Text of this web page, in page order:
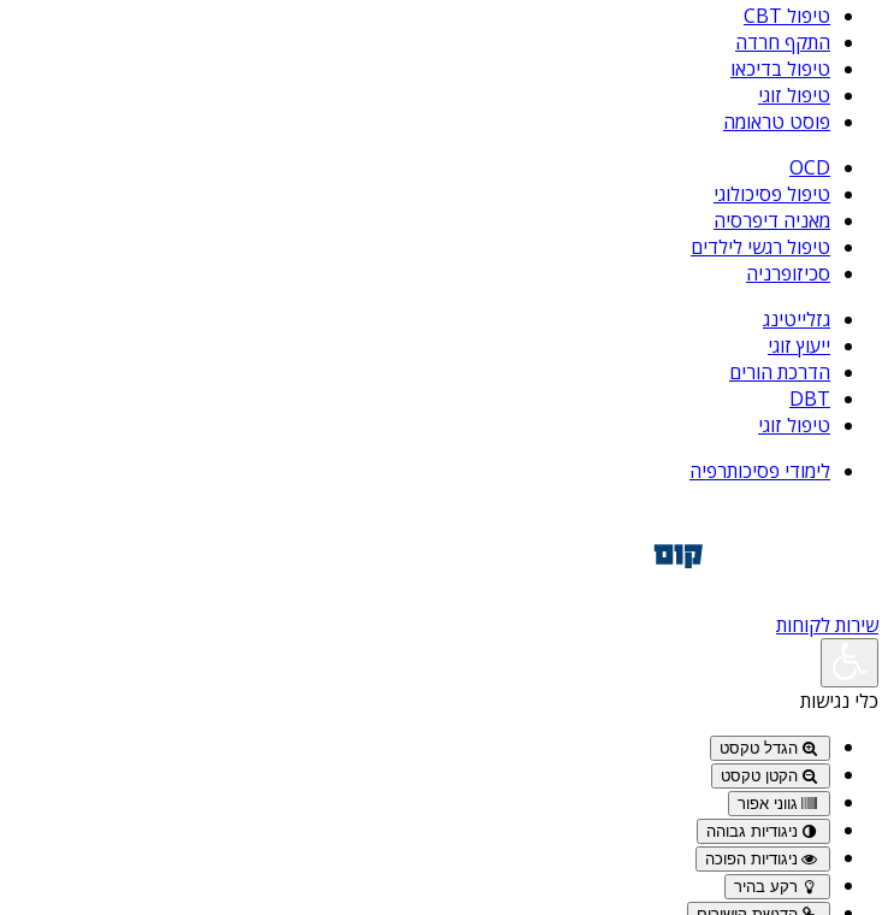
טיפול CBT
התקף חרדה
טיפול בדיכאו
טיפול זוגי
פוסט טראומה
OCD
טיפול פסיכולוגי
מאניה דיפרסיה
טיפול רגשי לילדים
סכיזופרניה
גזלייטינג
ייעוץ זוגי
הדרכת הורים
DBT
טיפול זוגי
לימודי פסיכותרפיה
שירות לקוחות
כלי נגישות
הגדל טקסט
הקטן טקסט
גווני אפור
ניגודיות גבוהה
ניגודיות הפוכה
רקע בהיר